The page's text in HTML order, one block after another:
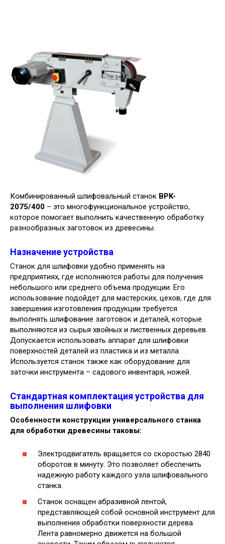
Комбинированный шлифовальный станок BPK-
2075/400 – это многофункциональное устройство,
которое помогает выполнить качественную обработку
разнообразных заготовок из древесины.
Назначение устройства
Станок для шлифовки удобно применять на
предприятиях, где исполняются работы для получения
небольшого или среднего объема продукции. Его
использование подойдет для мастерских, цехов, где для
завершения изготовления продукции требуется
выполнять шлифование заготовок и деталей, которые
выполняются из сырья хвойных и лиственных деревьев.
Допускается использовать аппарат для шлифовки
поверхностей деталей из пластика и из металла.
Используется станок также как оборудование для
заточки инструмента – садового инвентаря, ножей.
Стандартная комплектация устройства для
выполнения шлифовки
Особенности конструкции универсального станка
для обработки древесины таковы:
Электродвигатель вращается со скоростью 2840
оборотов в минуту. Это позволяет обеспечить
надежную работу каждого узла шлифовального
станка.
Станок оснащен абразивной лентой,
представляющей собой основной инструмент для
выполнения обработки поверхности дерева.
Лента равномерно движется на большой